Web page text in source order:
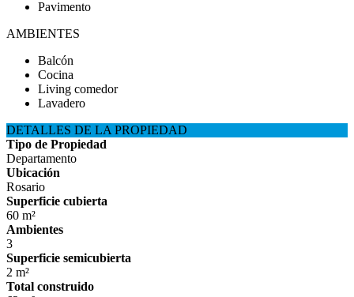
Pavimento
AMBIENTES
Balcón
Cocina
Living comedor
Lavadero
DETALLES DE LA PROPIEDAD
Tipo de Propiedad
Departamento
Ubicación
Rosario
Superficie cubierta
60 m²
Ambientes
3
Superficie semicubierta
2 m²
Total construido